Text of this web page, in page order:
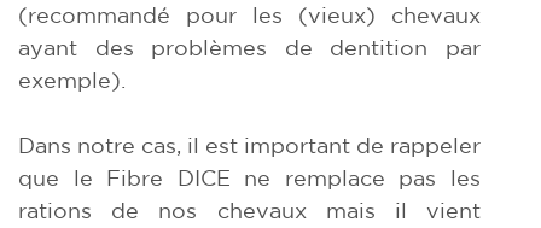
(recommandé pour les (vieux) chevaux
ayant des problèmes de dentition par
exemple).
Dans notre cas, il est important de rappeler
que le Fibre DICE ne remplace pas les
rations de nos chevaux mais il vient